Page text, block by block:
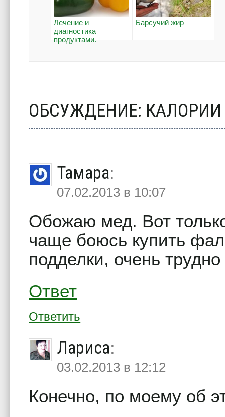
Лечение и
диагностика
продуктами.
Барсучий жир
ОБСУЖДЕНИЕ:
Тамара:
07.02.2013 в 10:07
Обожаю мед. Вот
чаще боюсь купить
подделки, очень
Ответ
Ответить
Лариса:
03.02.2013 в 12:12
Конечно, по моему об